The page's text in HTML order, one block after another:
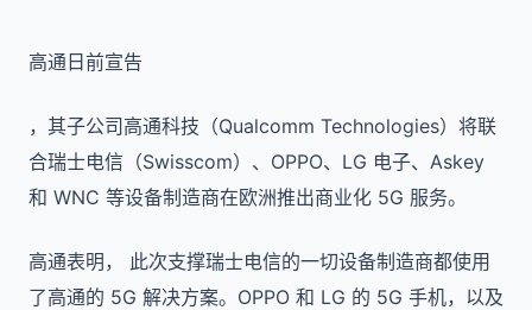
高通日前宣告
，其子公司高通科技（Qualcomm Technologies）将联
合瑞士电信（Swisscom）、OPPO、LG 电子、Askey
和 WNC 等设备制造商在欧洲推出商业化 5G 服务。
高通表明， 此次支撑瑞士电信的一切设备制造商都使用
了高通的 5G 解决方案。OPPO 和 LG 的 5G 手机，以及